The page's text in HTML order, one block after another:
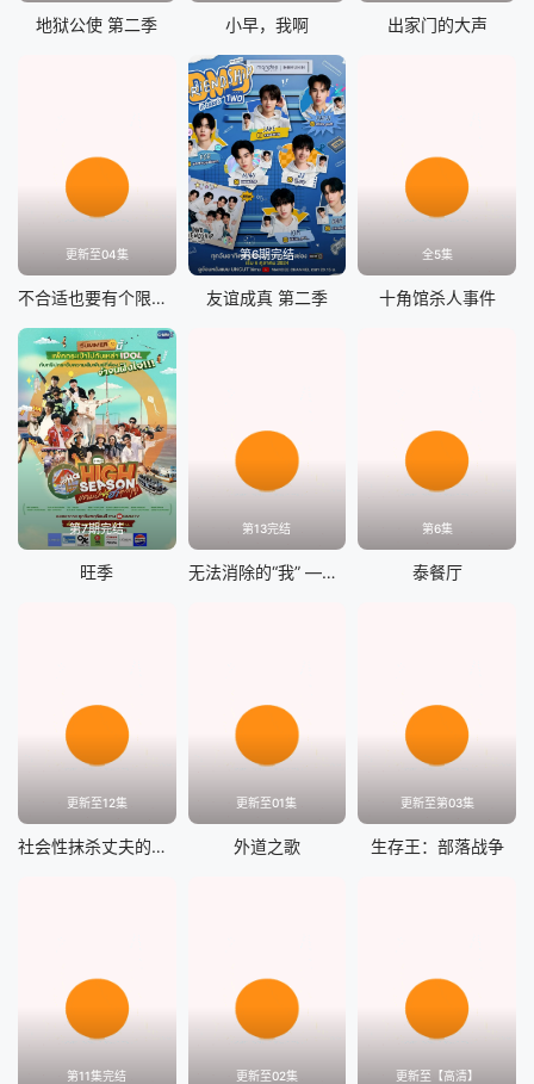
地狱公使 第二季 小早，我啊 出家门的大声
更新至04集
不合适也要有个限度！
第6期完结
友谊成真 第二季
全5集
十角馆杀人事件
第7期完结
旺季
第13完结
无法消除的“我” ―复仇的连锁
第6集
泰餐厅
更新至12集
社会性抹杀丈夫的5个方法 第二季
更新至01集
外道之歌
更新至第03集
生存王：部落战争
第11集完结 更新至02集 更新至【高清】